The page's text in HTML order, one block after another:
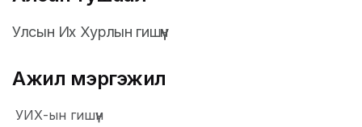
Улсын Их Хурлын гишүүн
Ажил мэргэжил
УИХ-ын гишүүн